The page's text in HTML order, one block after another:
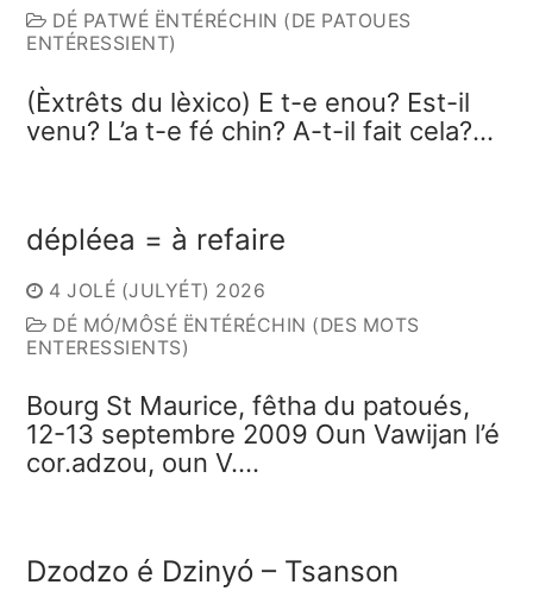
DÉ PATWÉ ËNTÉRÉCHIN (DE PATOUES
ENTÉRESSIENT)
(Èxtrêts du lèxico) E t-e enou? Est-il
venu? L’a t-e fé chin? A-t-il fait cela?…
dépléea = à refaire
4 JOLÉ (JULYÉT) 2026
DÉ MÓ/MÔSÉ ËNTÉRÉCHIN (DES MOTS
ENTERESSIENTS)
Bourg St Maurice, fêtha du patoués,
12-13 septembre 2009 Oun Vawijan l’é
cor.adzou, oun V.…
Dzodzo é Dzinyó – Tsanson